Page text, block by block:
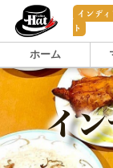
インデ
ト
ホーム
イ